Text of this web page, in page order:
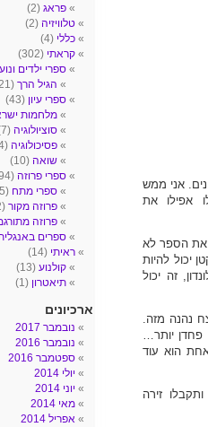
אני ממש
אפילו את
את הספר לא
יכול להיות
זה יכול
נהנה מזה.
פחדן יותר…
הוא עוד
זירה
פראג (2)
טלוויזיה (2)
כללי (4)
קראתי (302)
ספרי ילדים
הגיל הרך (21)
ספרי עיון (43)
מלחמות
סוציולוגיה (7)
פסיכולוגיה (4)
שואה (10)
ספרי פרוזה (194)
ספרי מתח (35)
פרוזה מקור (62)
פרוזה
ספרים
ראיתי (14)
קולנוע (13)
תיאטרון (1)
ארכיונים
נובמבר 2017
נובמבר 2016
ספטמבר 2016
יולי 2014
יוני 2014
מאי 2014
אפריל 2014